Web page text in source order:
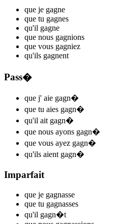
que je gagne
que tu gagnes
qu'il gagne
que nous gagnions
que vous gagniez
qu'ils gagnent
Pass�
que j' aie gagn�
que tu aies gagn�
qu'il ait gagn�
que nous ayons gagn�
que vous ayez gagn�
qu'ils aient gagn�
Imparfait
que je gagnasse
que tu gagnasses
qu'il gagn�t